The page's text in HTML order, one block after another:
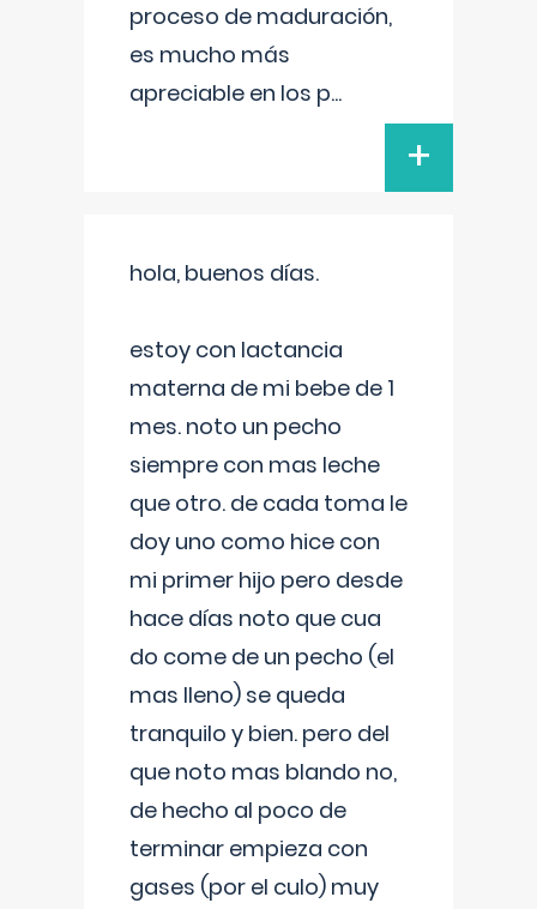
proceso de maduración,
es mucho más
apreciable en los p...
+
hola, buenos días.
estoy con lactancia
materna de mi bebe de 1
mes. noto un pecho
siempre con mas leche
que otro. de cada toma le
doy uno como hice con
mi primer hijo pero desde
hace días noto que cua
do come de un pecho (el
mas lleno) se queda
tranquilo y bien. pero del
que noto mas blando no,
de hecho al poco de
terminar empieza con
gases (por el culo) muy